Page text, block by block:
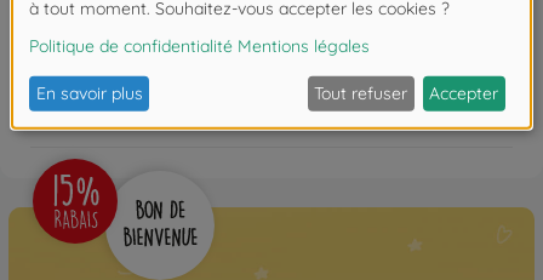
Les avis
FAQ